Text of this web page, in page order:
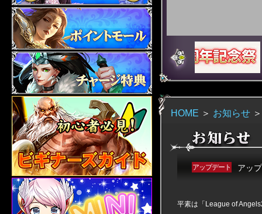
HOME ＞ お知らせ
アップデート アッ
平素は「League of